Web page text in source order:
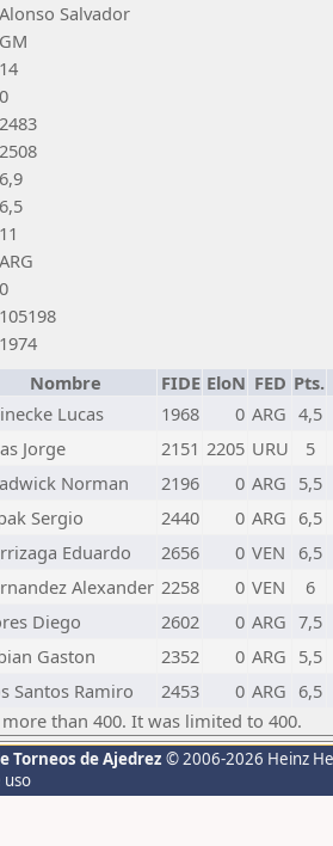
Alonso Salvador
GM
14
0
2483
2508
6,9
6,5
11
ARG
0
105198
1974
Nombre FIDE EloN FED Pts.
Lucas 1968 0 ARG 4,5
Jorge 2151 2205 URU
5
Norman 2196 0 ARG 5,5
Sergio 2440 0 ARG 6,5
Eduardo 2656 0 VEN
6,5
Alexander 2258 0 VEN
6
Diego 2602 0 ARG 7,5
Gaston 2352 0 ARG 5,5
Santos Ramiro 2453 0 ARG 6,5
than 400. It was limited to 400.
Torneos de Ajedrez © 2006-2026 Heinz
uso